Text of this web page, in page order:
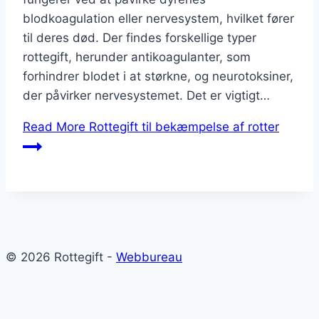
blodkoagulation eller nervesystem, hvilket fører
til deres død. Der findes forskellige typer
rottegift, herunder antikoagulanter, som
forhindrer blodet i at størkne, og neurotoksiner,
der påvirker nervesystemet. Det er vigtigt…
Read More Rottegift til bekæmpelse af rotter
© 2026 Rottegift - Webbureau